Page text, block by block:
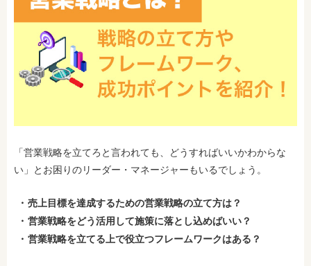
「営業戦略を立てろと言われても、どうすればいいかわからな
い」とお困りのリーダー・マネージャーもいるでしょう。
売上目標を達成するための営業戦略の立て方は？
営業戦略をどう活用して施策に落とし込めばいい？
営業戦略を立てる上で役立つフレームワークはある？